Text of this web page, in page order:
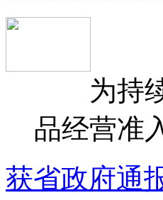
为持续
品经营准
获省政府通